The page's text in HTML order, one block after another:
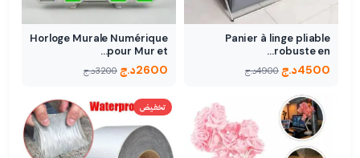
Panier à linge pliable
robuste en…
4500د.ج 4900د.ج
Horloge Murale Numérique
pour Mur et…
2600د.ج 3200د.ج
تخفيض